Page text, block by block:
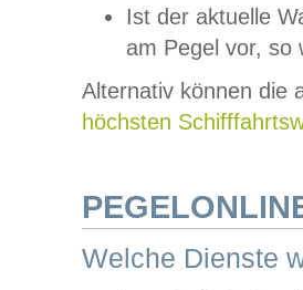
Ist der aktuelle
am Pegel vor,
Alternativ können die
höchsten
Welche Dienste